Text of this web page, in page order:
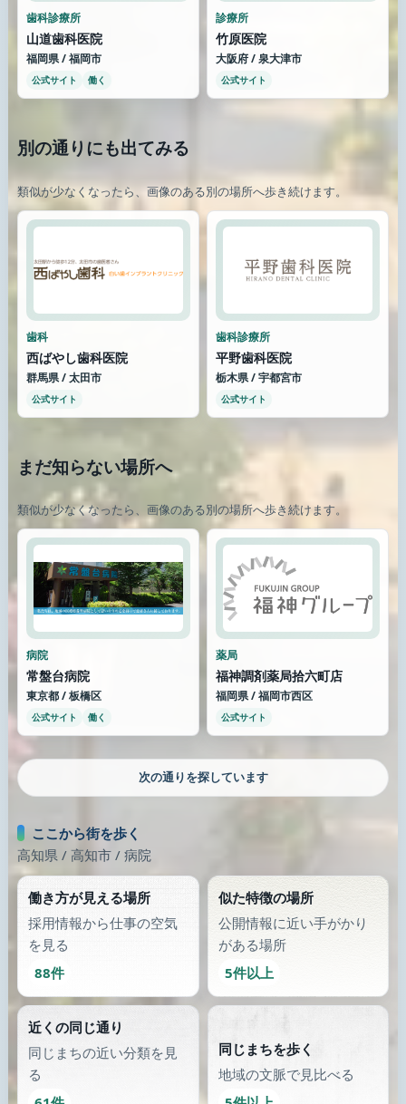
歯科診療所
山道歯科医院
福岡県 / 福岡市
公式サイト 働く
診療所
竹原医院
大阪府 / 泉大津市
公式サイト
別の通りにも出てみる
類似が少なくなったら、画像のある別の場所へ歩き続けます。
歯科
西ばやし歯科医院
群馬県 / 太田市
公式サイト
歯科診療所
平野歯科医院
栃木県 / 宇都宮市
公式サイト
まだ知らない場所へ
類似が少なくなったら、画像のある別の場所へ歩き続けます。
病院
常盤台病院
東京都 / 板橋区
公式サイト 働く
薬局
福神調剤薬局拾六町店
福岡県 / 福岡市西区
公式サイト
さらに街を歩く
類似が少なくなったら、画像のある別の場所へ歩き続けます。
神奈川県鎌倉市
鎌倉彫 山水堂
公式サイト
歯科
ハピネス歯科おとなこども
歯科
公式サイト